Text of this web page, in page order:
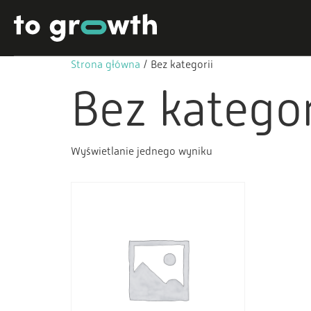
Strona główna / Bez kategorii
Bez
Wyświetlanie jednego wyniku